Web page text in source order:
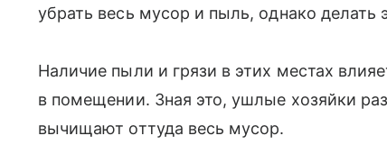
убрать весь мусор и пыль, однако делать
Наличие пыли и грязи в этих местах
в помещении. Зная это, ушлые хозяйки
вычищают оттуда весь мусор.